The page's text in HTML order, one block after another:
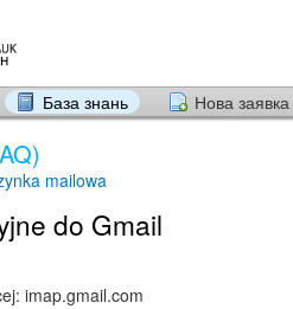
База знань Нова заявка
mailowa
do Gmail
imap.gmail.com